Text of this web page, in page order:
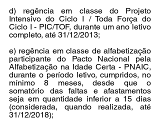
d) regência em classe do Projeto
Intensivo do Ciclo I / Toda Força do
Ciclo I - PIC/TOF, durante um ano letivo
completo, até 31/12/2013;
e) regência em classe de alfabetização
participante do Pacto Nacional pela
Alfabetização na Idade Certa - PNAIC,
durante o período letivo, cumpridos, no
mínimo 8 meses, desde que o
somatório das faltas e afastamentos
seja em quantidade inferior a 15 dias
(considerada, quando realizada, até
31/12/2018);